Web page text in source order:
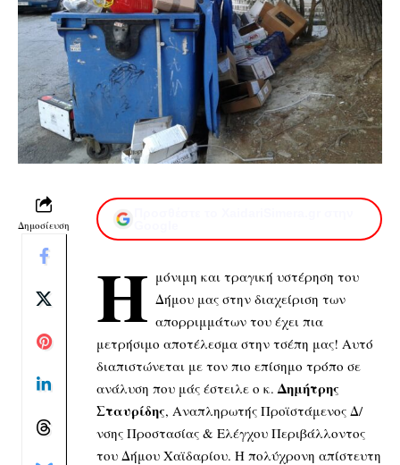
Δημοσίευση
Η μόνιμη και τραγική υστέρηση του
Δήμου μας στην διαχείριση των
απορριμμάτων του έχει πια
μετρήσιμο αποτέλεσμα στην τσέπη μας! Αυτό
διαπιστώνεται με τον πιο επίσημο τρόπο σε
ανάλυση που μάς έστειλε ο κ. Δημήτρης
Σταυρίδης, Αναπληρωτής Προϊστάμενος Δ/
νσης Προστασίας & Ελέγχου Περιβάλλοντος
του Δήμου Χαϊδαρίου. Η πολύχρονη απίστευτη